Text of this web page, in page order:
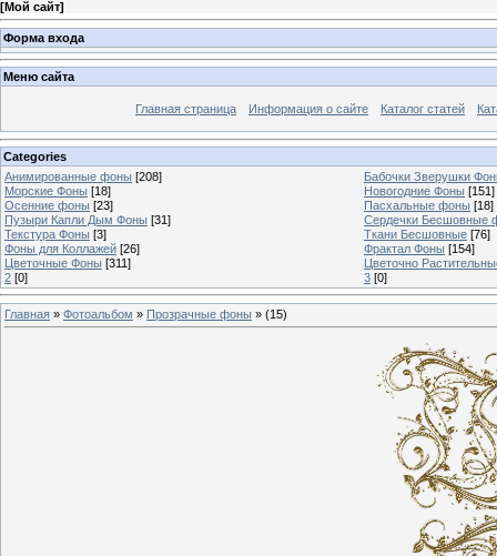
[Мой сайт]
Форма входа
Меню сайта
Главная страница Информация о сайте Каталог статей
Categories
Анимированные фоны [208]
Бабочки Зверушки
Морские Фоны [18] Новогодние Фоны [151]
Осенние фоны [23] Пасхальные фоны [18]
Пузыри Капли Дым Фоны [31]
Сердечки Бесшовные
Текстура Фоны [3] Ткани Бесшовные [76]
Фоны для Коллажей [26] Фрактал Фоны [154]
Цветочные Фоны [311]
Цветочно
2 [0] 3 [0]
Главная » Фотоальбом » Прозрачные фоны » (15)